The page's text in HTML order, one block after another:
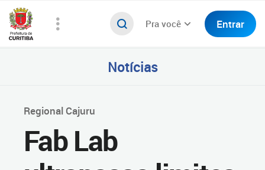
Pra você Entrar
Notícias
Regional Cajuru
Fab Lab